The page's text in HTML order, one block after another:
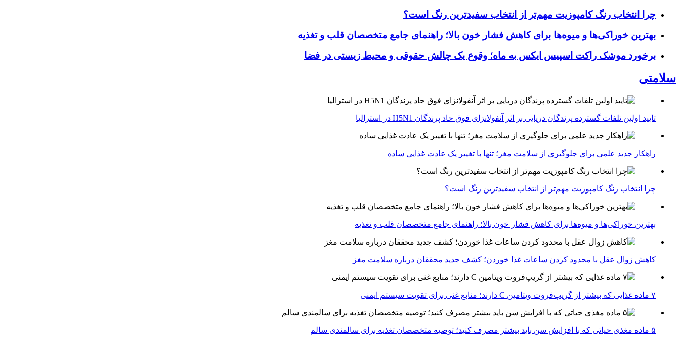
چرا انتخاب رنگ کامپوزیت مهم‌تر از انتخاب سفیدترین رنگ است؟
بهترین خوراکی‌ها و میوه‌ها برای کاهش فشار خون بالا؛ راهنمای جامع متخصصان قلب و تغذیه
برخورد موشک راکت اسپیس ایکس به ماه؛ وقوع یک چالش حقوقی و محیط زیستی در فضا
سلامتی
تایید اولین تلفات گسترده پرندگان دریایی بر اثر آنفولانزای فوق حاد پرندگان H5N1 در استرالیا
راهکار جدید علمی برای جلوگیری از سلامت مغز؛ تنها با تغییر یک عادت غذایی ساده
چرا انتخاب رنگ کامپوزیت مهم‌تر از انتخاب سفیدترین رنگ است؟
بهترین خوراکی‌ها و میوه‌ها برای کاهش فشار خون بالا؛ راهنمای جامع متخصصان قلب و تغذیه
کاهش زوال عقل با محدود کردن ساعات غذا خوردن؛ کشف جدید محققان درباره سلامت مغز
۷ ماده غذایی که بیشتر از گریپ‌فروت ویتامین C دارند؛ منابع غنی برای تقویت سیستم ایمنی
۵ ماده مغذی حیاتی که با افزایش سن باید بیشتر مصرف کنید؛ توصیه متخصصان تغذیه برای سالمندی سالم